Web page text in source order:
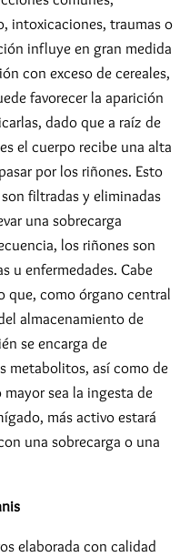
intoxicaciones, traumas o
influye en gran medida
con exceso de cereales,
favorecer la aparición
dado que a raíz de
el cuerpo recibe una alta
por los riñones. Esto
filtradas y eliminadas
una sobrecarga
los riñones son
u enfermedades. Cabe
que, como órgano central
almacenamiento de
se encarga de
metabolitos, así como de
sea la ingesta de
más activo estará
una sobrecarga o una
elaborada con calidad